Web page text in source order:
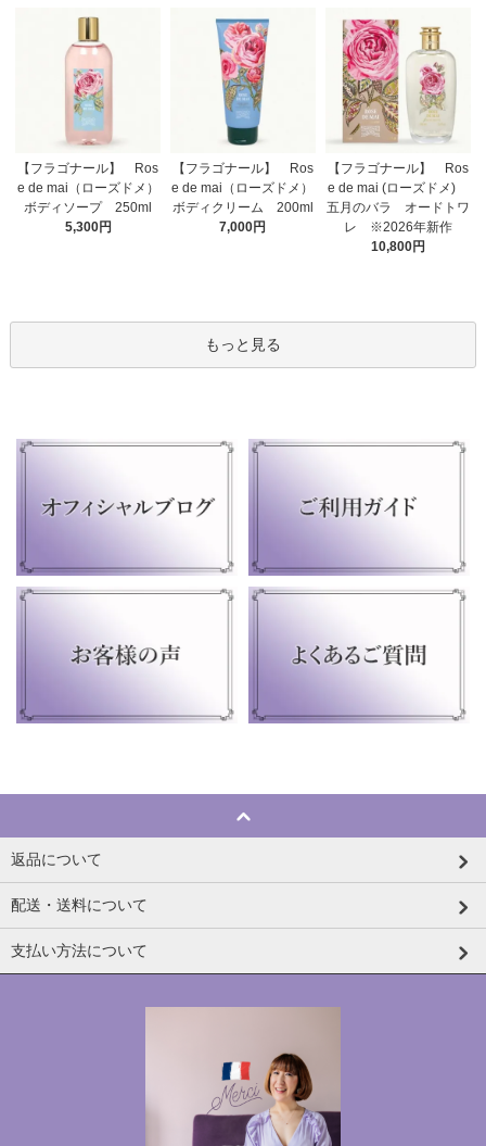
【フラゴナール】 Ros
e de mai（ローズドメ）
ボディソープ 250ml
5,300円
【フラゴナール】 Ros
e de mai（ローズドメ）
ボディクリーム 200ml
7,000円
【フラゴナール】 Ros
e de mai (ローズドメ)
五月のバラ オードトワ
レ ※2026年新作
10,800円
もっと見る
返品について
配送・送料について
支払い方法について